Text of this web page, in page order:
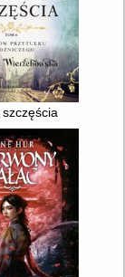
nadzieję i nie
szczęścia